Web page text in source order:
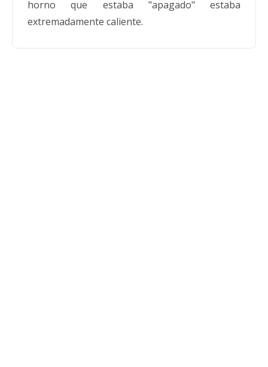
horno que estaba "apagado" estaba
extremadamente caliente.